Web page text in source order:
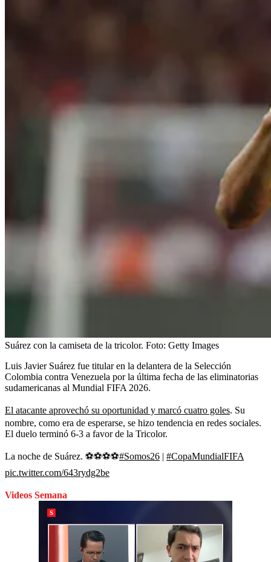
Suárez con la camiseta de la tricolor. Foto: Getty Images
Luis Javier Suárez fue titular en la delantera de la Selección
Colombia contra Venezuela por la última fecha de las eliminatorias
sudamericanas al Mundial FIFA 2026.
El atacante aprovechó su oportunidad y marcó cuatro goles. Su
nombre, como era de esperarse, se hizo tendencia en redes sociales.
El duelo terminó 6-3 a favor de la Tricolor.
La noche de Suárez. ⚽️⚽️⚽️⚽️#Somos26 | #CopaMundialFIFA
pic.twitter.com/643rydg2be
Videos Semana